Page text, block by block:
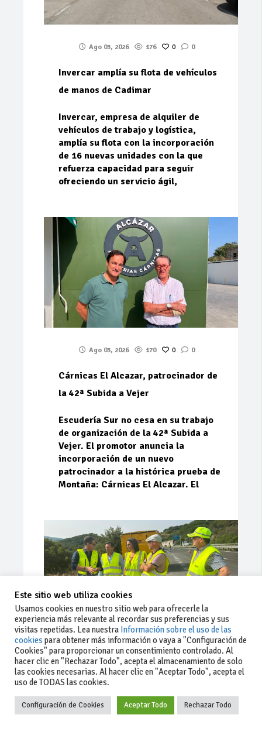
Ago 03, 2026 176 0 0
Invercar amplía su flota de vehículos
de manos de Cadimar
Invercar, empresa de alquiler de
vehículos de trabajo y logística,
amplía su flota con la incorporación
de 16 nuevas unidades con la que
refuerza capacidad para seguir
ofreciendo un servicio ágil,
Ago 03, 2026 170 0 0
Cárnicas El Alcazar, patrocinador de
la 42ª Subida a Vejer
Escudería Sur no cesa en su trabajo
de organización de la 42ª Subida a
Vejer. El promotor anuncia la
incorporación de un nuevo
patrocinador a la histórica prueba de
Montaña: Cárnicas El Alcazar. El
Ago 03, 2026 94 0 0
La Junta implementa mejoras en la
A381 por Los Barrios
Este sitio web utiliza cookies
Usamos cookies en nuestro sitio web para ofrecerle la
experiencia más relevante al recordar sus preferencias y sus
visitas repetidas. Lea nuestra Información sobre el uso de las
cookies para obtener más información o vaya a "Configuración de
Cookies" para proporcionar un consentimiento controlado. Al
hacer clic en "Rechazar Todo", acepta el almacenamiento de solo
las cookies necesarias. Al hacer clic en "Aceptar Todo", acepta el
uso de TODAS las cookies.
Configuración de Cookies Aceptar Todo Rechazar Todo